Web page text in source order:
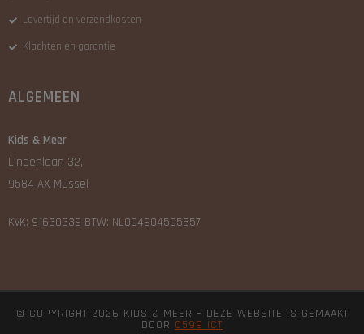
Levertijd en verzendkosten
Klachten en garantie
ALGEMEEN
Kids & Meer
Lindenlaan 32,
9584 AX Mussel
KvK: 91630339 BTW: NL004904505B57
© COPYRIGHT 2026 KIDS & MEER – DEZE WEBSITE IS GEMAAKT
DOOR 0599 ICT